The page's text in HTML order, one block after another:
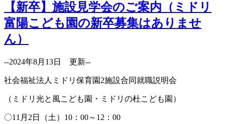
【新卒】施設見学会のご案内（ミドリ
富陽こども園の新卒募集はありませ
ん）
--2024年8月13日 更新--
社会福祉法人ミドリ保育園2施設合同就職説明会
（ミドリ光と風こども園・ミドリの杜こども園）
〇11月2日（土）10：00～12：00